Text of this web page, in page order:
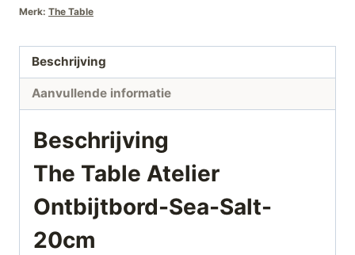
aantal
Merk: The Table
Beschrijving
Aanvullende informatie
Beschrijving
The Table Atelier
Ontbijtbord-Sea-Salt-
20cm